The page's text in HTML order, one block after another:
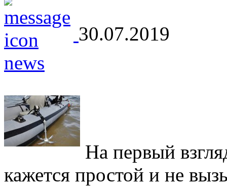
30.07.2019
На первый
кажется простой и не